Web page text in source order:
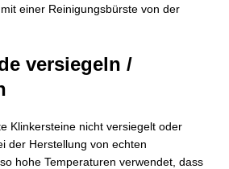
einer Reinigungsbürste von der
versiegeln /
Klinkersteine nicht versiegelt oder
der Herstellung von echten
hohe Temperaturen verwendet, dass